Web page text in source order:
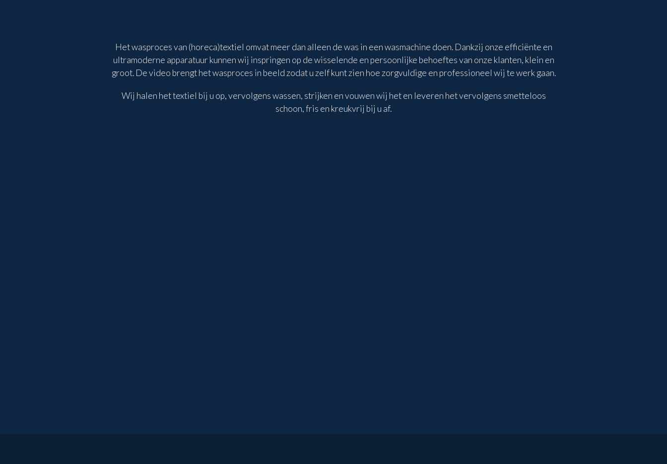
Het wasproces van (horeca)textiel omvat meer dan alleen de was in een wasmachine doen. Dankzij onze efficiënte en
ultramoderne apparatuur kunnen wij inspringen op de wisselende en persoonlijke behoeftes van onze klanten, klein en
groot. De video brengt het wasproces in beeld zodat u zelf kunt zien hoe zorgvuldige en professioneel wij te werk gaan.
Wij halen het textiel bij u op, vervolgens wassen, strijken en vouwen wij het en leveren het vervolgens smetteloos
schoon, fris en kreukvrij bij u af.